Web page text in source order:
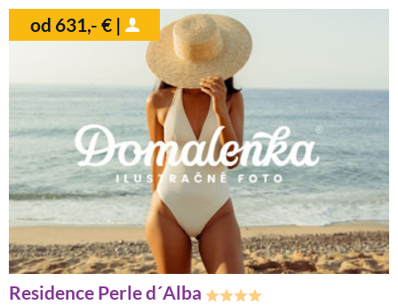
od 631,- € |
Residence Perle d´Alba